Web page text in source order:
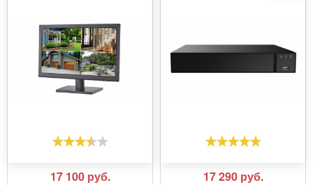
17 100 руб.
17 290 руб.